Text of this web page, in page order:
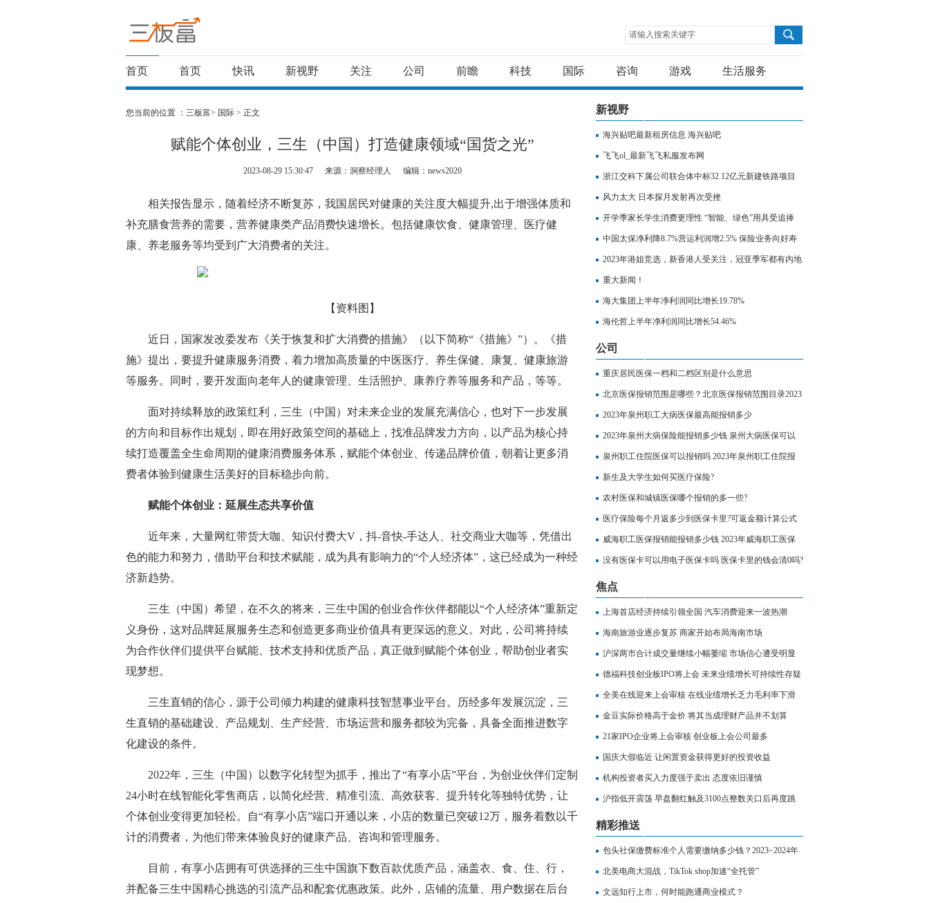
请输入搜索关键字
首页 首页 快讯 新视野 关注 公司 前瞻 科技 国际 咨询 游戏 生活服务
您当前的位置 ： 三板富> 国际 > 正文
赋能个体创业，三生（中国）打造健康领域“国货之光”
2023-08-29 15:30:47 来源：洞察经理人 编辑：news2020
相关报告显示，随着经济不断复苏，我国居民对健康的关注度大幅提升,出于增强体质和
补充膳食营养的需要，营养健康类产品消费快速增长。包括健康饮食、健康管理、医疗健
康、养老服务等均受到广大消费者的关注。
【资料图】
近日，国家发改委发布《关于恢复和扩大消费的措施》（以下简称“《措施》”）。《措
施》提出，要提升健康服务消费，着力增加高质量的中医医疗、养生保健、康复、健康旅游
等服务。同时，要开发面向老年人的健康管理、生活照护、康养疗养等服务和产品，等等。
面对持续释放的政策红利，三生（中国）对未来企业的发展充满信心，也对下一步发展
的方向和目标作出规划，即在用好政策空间的基础上，找准品牌发力方向，以产品为核心持
续打造覆盖全生命周期的健康消费服务体系，赋能个体创业、传递品牌价值，朝着让更多消
费者体验到健康生活美好的目标稳步向前。
赋能个体创业：延展生态共享价值
近年来，大量网红带货大咖、知识付费大V，抖-音快-手达人、社交商业大咖等，凭借出
色的能力和努力，借助平台和技术赋能，成为具有影响力的“个人经济体”，这已经成为一种经
济新趋势。
三生（中国）希望，在不久的将来，三生中国的创业合作伙伴都能以“个人经济体”重新定
义身份，这对品牌延展服务生态和创造更多商业价值具有更深远的意义。对此，公司将持续
为合作伙伴们提供平台赋能、技术支持和优质产品，真正做到赋能个体创业，帮助创业者实
现梦想。
三生直销的信心，源于公司倾力构建的健康科技智慧事业平台。历经多年发展沉淀，三
生直销的基础建设、产品规划、生产经营、市场运营和服务都较为完备，具备全面推进数字
化建设的条件。
2022年，三生（中国）以数字化转型为抓手，推出了“有享小店”平台，为创业伙伴们定制
24小时在线智能化零售商店，以简化经营、精准引流、高效获客、提升转化等独特优势，让
个体创业变得更加轻松。自“有享小店”端口开通以来，小店的数量已突破12万，服务着数以千
计的消费者，为他们带来体验良好的健康产品、咨询和管理服务。
目前，有享小店拥有可供选择的三生中国旗下数百款优质产品，涵盖衣、食、住、行，
并配备三生中国精心挑选的引流产品和配套优惠政策。此外，店铺的流量、用户数据在后台
新视野
海兴贴吧最新租房信息 海兴贴吧
飞飞ol_最新飞飞私服发布网
浙江交科下属公司联合体中标32.12亿元新建铁路项目
风力太大 日本探月发射再次受挫
开学季家长学生消费更理性 “智能、绿色”用具受追捧
中国太保净利降8.7%营运利润增2.5% 保险业务向好寿
险新业务价值增三成
2023年港姐竞选，新香港人受关注，冠亚季军都有内地
背景
重大新闻！
海大集团上半年净利润同比增长19.78%
海伦哲上半年净利润同比增长54.46%
公司
重庆居民医保一档和二档区别是什么意思
北京医保报销范围是哪些？北京医保报销范围目录2023
一览
2023年泉州职工大病医保最高能报销多少
2023年泉州大病保险能报销多少钱 泉州大病医保可以
报销吗？
泉州职工住院医保可以报销吗 2023年泉州职工住院报
销比例是多少？
新生及大学生如何买医疗保险?
农村医保和城镇医保哪个报销的多一些?
医疗保险每个月返多少到医保卡里?可返金额计算公式
威海职工医保报销能报销多少钱 2023年威海职工医保
报销比例一览表
没有医保卡可以用电子医保卡吗 医保卡里的钱会清0吗?
焦点
上海首店经济持续引领全国 汽车消费迎来一波热潮
海南旅游业逐步复苏 商家开始布局海南市场
沪深两市合计成交量继续小幅萎缩 市场信心遭受明显
打击
德福科技创业板IPO将上会 未来业绩增长可持续性存疑
全美在线迎来上会审核 在线业绩增长乏力毛利率下滑
金豆实际价格高于金价 将其当成理财产品并不划算
21家IPO企业将上会审核 创业板上会公司最多
国庆大假临近 让闲置资金获得更好的投资收益
机构投资者买入力度强于卖出 态度依旧谨慎
沪指低开震荡 早盘翻红触及3100点整数关口后再度跳
水
精彩推送
包头社保缴费标准个人需要缴纳多少钱？2023~2024年
包头社保缴费多少钱一个月
北美电商大混战，TikTok shop加速“全托管”
文远知行上市，何时能跑通商业模式？